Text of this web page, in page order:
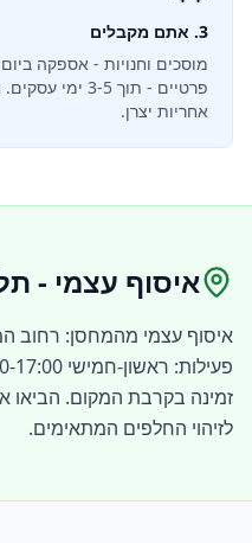
3. אתם מקבלים
מוסכים וחנויות - אספקה
פרטיים - תוך 3-
אחריות יצרן.
איסוף עצמי -
זמינה בקרבת המקום. הביאו
לזיהוי החלפים המתאימים.